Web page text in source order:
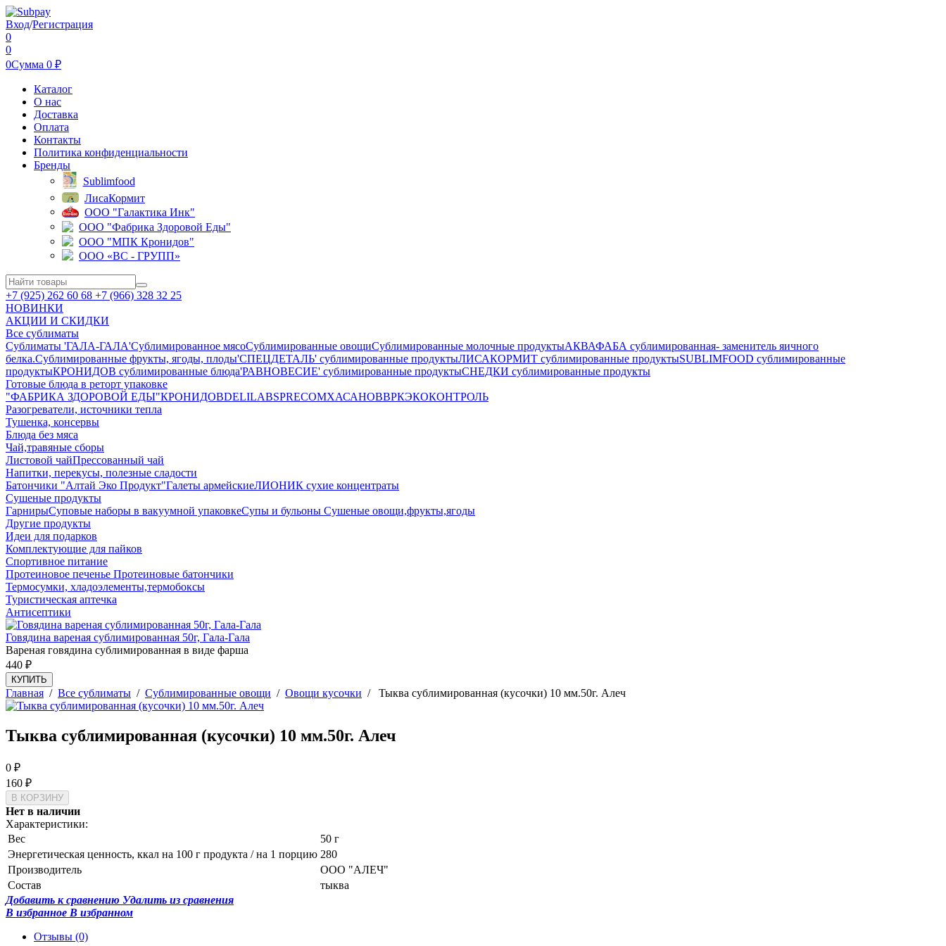
Вход/Регистрация
0
0
0Сумма 0 ₽
Каталог
О нас
Доставка
Оплата
Контакты
Политика конфиденциальности
Бренды
Sublimfood
ЛисаКормит
ООО "Галактика Инк"
ООО "Фабрика Здоровой Еды"
ООО "МПК Кронидов"
ООО «ВС - ГРУПП»
+7 (925) 262 60 68 +7 (966) 328 32 25
НОВИНКИ
АКЦИИ И СКИДКИ
Все сублиматы
Сублиматы 'ГАЛА-ГАЛА'Сублимированное мясоСублимированные овощиСублимированные молочные продуктыАКВАФАБА сублимированная- заменитель яичного
белка.Сублимированные фрукты, ягоды, плоды'СПЕЦДЕТАЛЬ' сублимированные продуктыЛИСАКОРМИТ сублимированные продуктыSUBLIMFOOD сублимированные
продуктыКРОНИДОВ сублимированные блюда'РАВНОВЕСИЕ' сублимированные продуктыСНЕДКИ сублимированные продукты
Готовые блюда в реторт упаковке
"ФАБРИКА ЗДОРОВОЙ ЕДЫ"КРОНИДОВDELILABSPRECOMХАСАНОВВРКЭКОКОНТРОЛЬ
Разогреватели, источники тепла
Тушенка, консервы
Блюда без мяса
Чай,травяные сборы
Листовой чайПрессованный чай
Напитки, перекусы, полезные сладости
Батончики "Алтай Эко Продукт"Галеты армейскиеЛИОНИК сухие концентраты
Сушеные продукты
ГарнирыСуповые наборы в вакуумной упаковкеСупы и бульоны Сушеные овощи,фрукты,ягоды
Другие продукты
Идеи для подарков
Комплектующие для пайков
Спортивное питание
Протеиновое печенье Протеиновые батончики
Термосумки, хладоэлементы,термобоксы
Туристическая аптечка
Антисептики
Говядина вареная сублимированная 50г, Гала-Гала
Вареная говядина сублимированная в виде фарша
440 ₽
КУПИТЬ
Главная / Все сублиматы / Сублимированные овощи / Овощи кусочки / Тыква сублимированная (кусочки) 10 мм.50г. Алеч
Тыква сублимированная (кусочки) 10 мм.50г. Алеч
0 ₽
160 ₽
Нет в наличии
Характеристики:
Вес
50 г
Энергетическая ценность, ккал на 100 г продукта / на 1 порцию 280
Производитель
ООО "АЛЕЧ"
Состав
тыква
Добавить к сравнению Удалить из сравнения
В избранное В избранном
Отзывы (0)